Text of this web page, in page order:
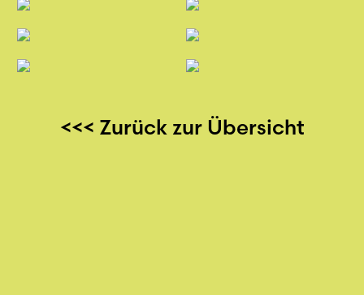
<<< Zurück zur Übersicht